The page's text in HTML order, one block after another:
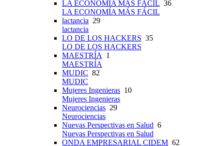
LA ECONOMÍA MÁS FÁCIL 36
LA ECONOMÍA MÁS FÁCIL
lactancia 29
lactancia
LO DE LOS HACKERS 35
LO DE LOS HACKERS
MAESTRÍA
1
MAESTRÍA
MUDIC 82
MUDIC
Mujeres Ingenieras 10
Mujeres Ingenieras
Neurociencias 29
Neurociencias
Nuevas Perspectivas en Salud 6
Nuevas Perspectivas en Salud
ONDA EMPRESARIAL CIDEM 62